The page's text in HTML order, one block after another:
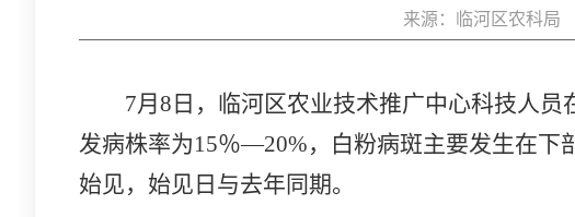
来源：临河区农科局
7月8日，临河区农业技术推广中心科技人员
发病株率为15％—20%，白粉病斑主要发生在
始见，始见日与去年同期。